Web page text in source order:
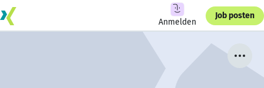
Anmelden
Job posten